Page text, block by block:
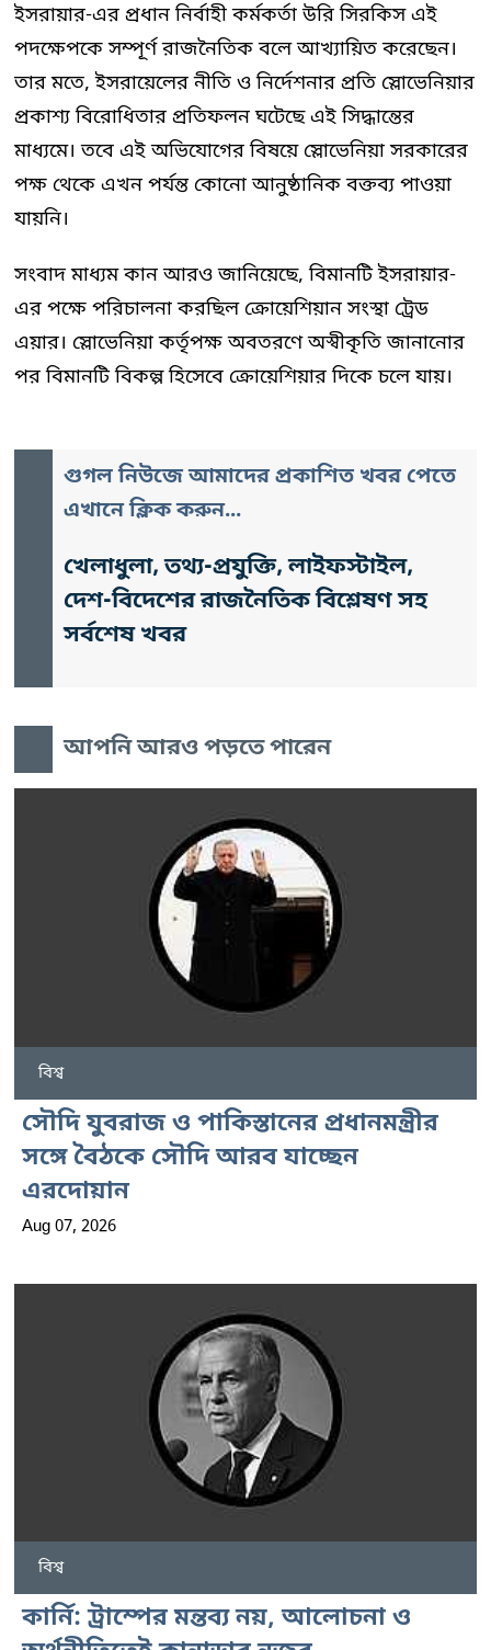
ইসরায়ার-এর প্রধান নির্বাহী কর্মকর্তা উরি সিরকিস এই
পদক্ষেপকে সম্পূর্ণ রাজনৈতিক বলে আখ্যায়িত করেছেন।
তার মতে, ইসরায়েলের নীতি ও নির্দেশনার প্রতি স্লোভেনিয়ার
প্রকাশ্য বিরোধিতার প্রতিফলন ঘটেছে এই সিদ্ধান্তের
মাধ্যমে। তবে এই অভিযোগের বিষয়ে স্লোভেনিয়া সরকারের
পক্ষ থেকে এখন পর্যন্ত কোনো আনুষ্ঠানিক বক্তব্য পাওয়া
যায়নি।
সংবাদ মাধ্যম কান আরও জানিয়েছে, বিমানটি ইসরায়ার-
এর পক্ষে পরিচালনা করছিল ক্রোয়েশিয়ান সংস্থা ট্রেড
এয়ার। স্লোভেনিয়া কর্তৃপক্ষ অবতরণে অস্বীকৃতি জানানোর
পর বিমানটি বিকল্প হিসেবে ক্রোয়েশিয়ার দিকে চলে যায়।
গুগল নিউজে আমাদের প্রকাশিত খবর পেতে
এখানে ক্লিক করুন...
খেলাধুলা, তথ্য-প্রযুক্তি, লাইফস্টাইল,
দেশ-বিদেশের রাজনৈতিক বিশ্লেষণ সহ
সর্বশেষ খবর
আপনি আরও পড়তে পারেন
বিশ্ব
সৌদি যুবরাজ ও পাকিস্তানের প্রধানমন্ত্রীর
সঙ্গে বৈঠকে সৌদি আরব যাচ্ছেন
এরদোয়ান
Aug 07, 2026
বিশ্ব
কার্নি: ট্রাম্পের মন্তব্য নয়, আলোচনা ও